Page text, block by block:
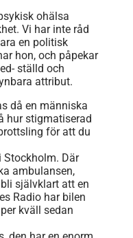
ohälsa
Vi har inte råd
en politisk
hon, och påpekar
ställd och
attribut.
då en människa
hur stigmatiserad
för att du
Stockholm. Där
ambulansen,
självklart att en
Radio har bilen
kväll sedan